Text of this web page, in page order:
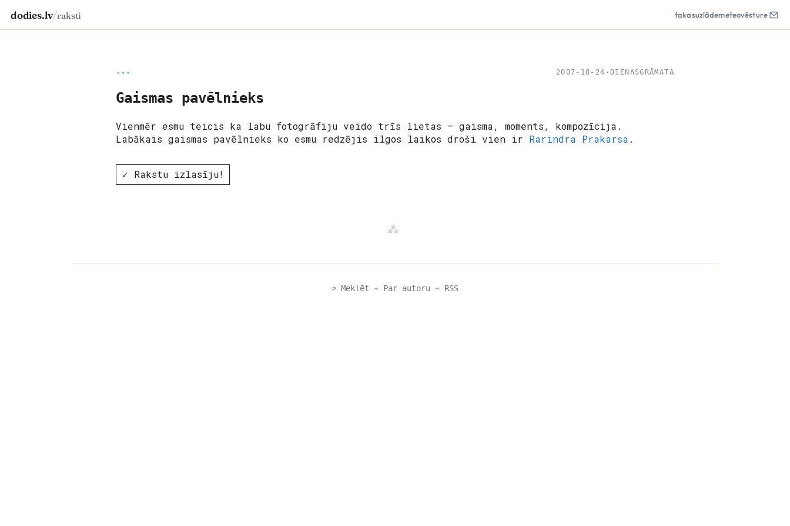
dodies.lv/raksti takasuzlādemeteovēsture
◂◂◂ 2007-10-24 · DIENASGRĀMATA
Gaismas pavēlnieks
Vienmēr esmu teicis ka labu fotogrāfiju veido trīs lietas – gaisma, moments, kompozīcija.
Labākais gaismas pavēlnieks ko esmu redzējis ilgos laikos droši vien ir Rarindra Prakarsa .
✓ Rakstu izlasīju!
⌕ Meklēt ⌁ Par autoru ⌁ RSS